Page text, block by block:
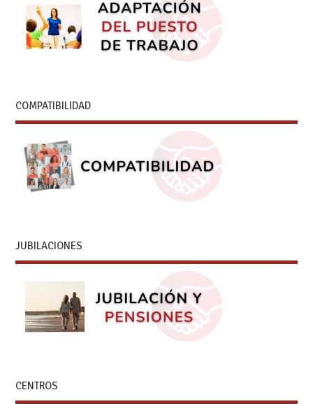
COMPATIBILIDAD
JUBILACIONES
CENTROS